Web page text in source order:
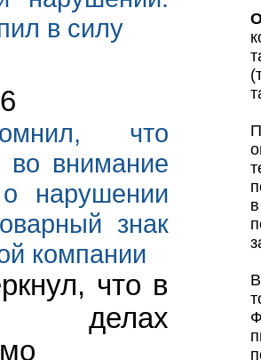
в силу
что
во внимание
нарушении
знак
компании
что в
делах